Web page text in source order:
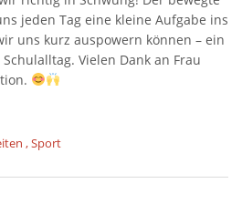
jeden Tag eine kleine Aufgabe ins
uns kurz auspowern können – ein
Vielen Dank an Frau
,Sport